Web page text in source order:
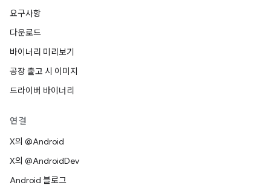
요구사항
다운로드
바이너리 미리보기
공장 출고 시 이미지
드라이버 바이너리
연결
X의 @Android
X의 @AndroidDev
Android 블로그